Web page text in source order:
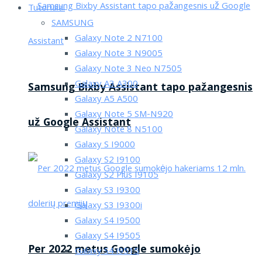
Samsung Bixby Assistant tapo pažangesnis
už Google Assistant
Per 2022 metus Google sumokėjo
Tutorialai
SAMSUNG
Galaxy Note 2 N7100
Galaxy Note 3 N9005
Galaxy Note 3 Neo N7505
Galaxy A3 A300
Galaxy A5 A500
Galaxy Note 5 SM-N920
Galaxy Note 8 N5100
Galaxy S I9000
Galaxy S2 I9100
Galaxy S2 Plus I9105
Galaxy S3 I9300
Galaxy S3 I9300i
Galaxy S4 I9500
Galaxy S4 I9505
Galaxy S4 i9515